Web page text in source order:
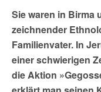
Sie waren in Birma
zeichnender
Familienvater. In
einer schwierigen
die Aktion